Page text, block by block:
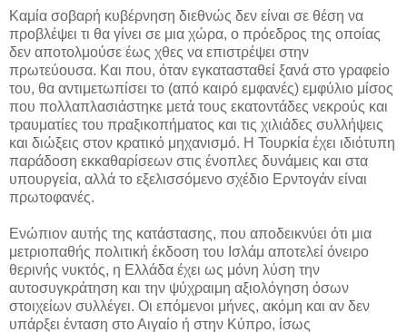
Καμία σοβαρή κυβέρνηση διεθνώς δεν είναι σε θέση να
προβλέψει τι θα γίνει σε μια χώρα, ο πρόεδρος της οποίας
δεν αποτολμούσε έως χθες να επιστρέψει στην
πρωτεύουσα. Και που, όταν εγκατασταθεί ξανά στο γραφείο
του, θα αντιμετωπίσει το (από καιρό εμφανές) εμφύλιο μίσος
που πολλαπλασιάστηκε μετά τους εκατοντάδες νεκρούς και
τραυματίες του πραξικοπήματος και τις χιλιάδες συλλήψεις
και διώξεις στον κρατικό μηχανισμό. Η Τουρκία έχει ιδιότυπη
παράδοση εκκαθαρίσεων στις ένοπλες δυνάμεις και στα
υπουργεία, αλλά το εξελισσόμενο σχέδιο Ερντογάν είναι
πρωτοφανές.
Ενώπιον αυτής της κατάστασης, που αποδεικνύει ότι μια
μετριοπαθής πολιτική έκδοση του Ισλάμ αποτελεί όνειρο
θερινής νυκτός, η Ελλάδα έχει ως μόνη λύση την
αυτοσυγκράτηση και την ψύχραιμη αξιολόγηση όσων
στοιχείων συλλέγει. Οι επόμενοι μήνες, ακόμη και αν δεν
υπάρξει ένταση στο Αιγαίο ή στην Κύπρο, ίσως